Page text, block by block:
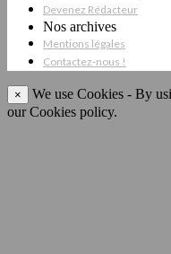
Devenez Rédacteur
Nos archives
Mentions légales
Contactez-nous !
×
We use Cookies - By
our Cookies policy.